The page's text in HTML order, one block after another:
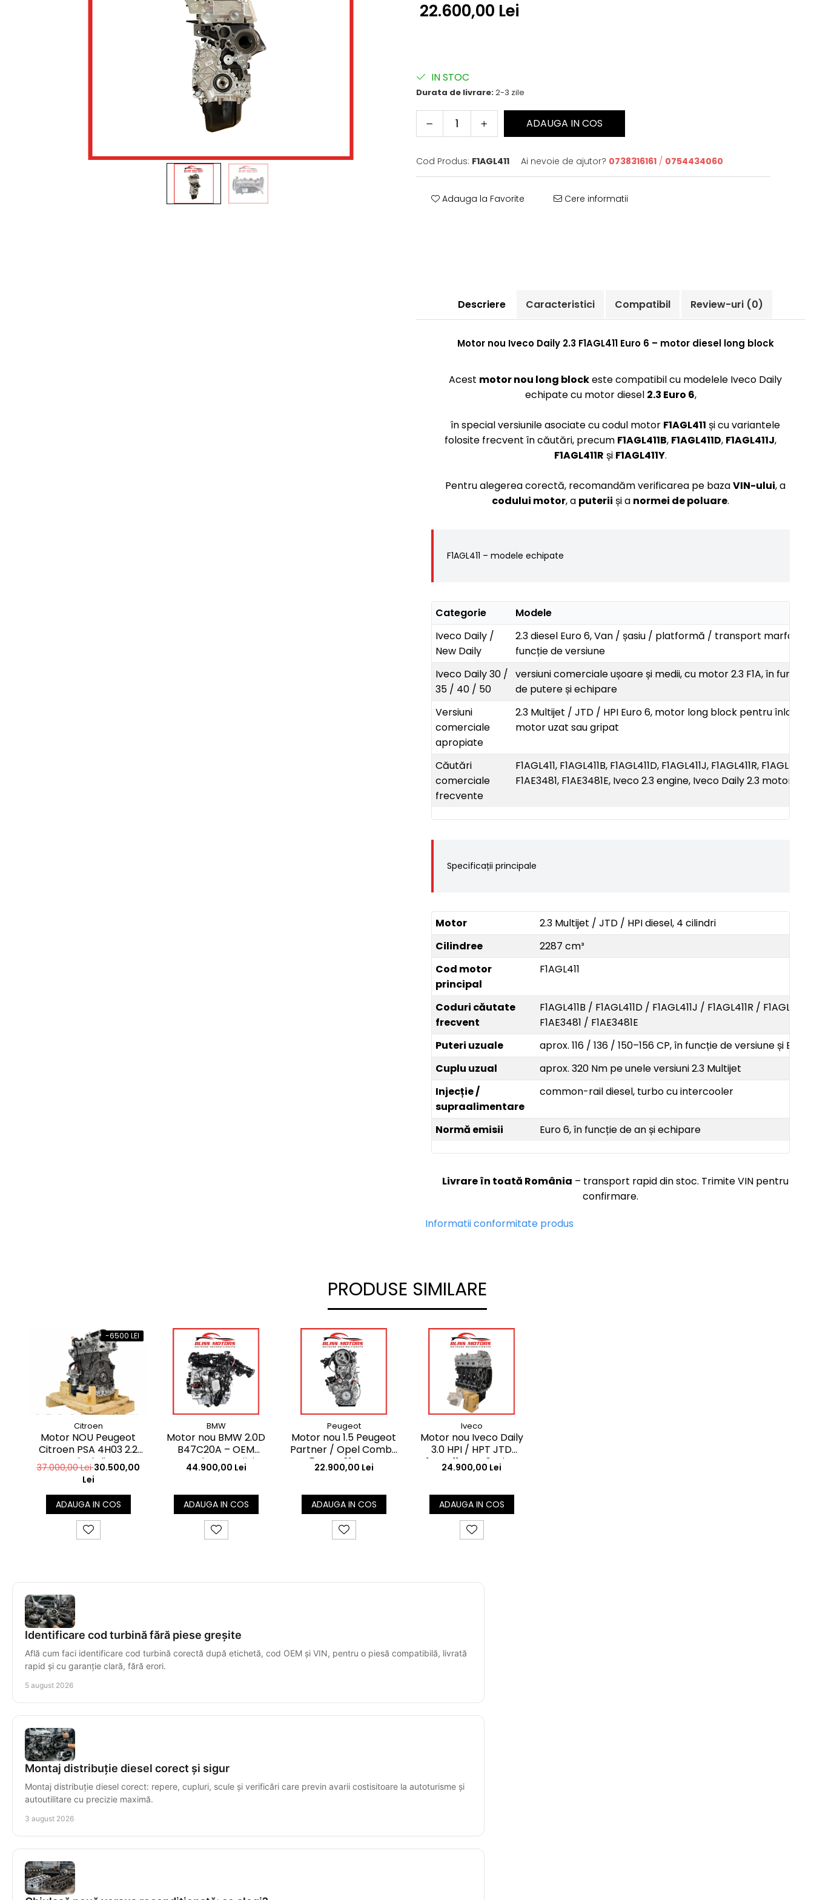
22.600,00 Lei
IN STOC
Durata de livrare:2-3 zile
ADAUGA IN COS
Cod Produs: F1AGL411 Ai nevoie de ajutor? 0738316161 / 0754434060
Adauga la Favorite Cere informatii
Descriere Caracteristici Compatibil Review-uri (0)
Motor nou Iveco Daily 2.3 F1AGL411 Euro 6 – motor diesel long block
Acest motor nou long blockeste compatibil cu modelele Iveco Daily
echipate cu motor diesel 2.3 Euro 6,
în special versiunile asociate cu codul motor F1AGL411 și cu variantele
folosite frecvent în căutări, precum F1AGL411B, F1AGL411D, F1AGL411J,
F1AGL411R și F1AGL411Y.
Pentru alegerea corectă, recomandăm verificarea pe bazaVIN-ului, a
codului motor, a puterii și a normei de poluare.
F1AGL411 – modele echipate
Categorie
Modele
Iveco Daily /
New Daily
2.3 diesel Euro 6, Van / șasiu / platformă / transport marfă, în
funcție de versiune
Iveco Daily 30 /
35 / 40 / 50
versiuni comerciale ușoare și medii, cu motor 2.3 F1A, în funcție
de putere și echipare
Versiuni
comerciale
apropiate
2.3 Multijet / JTD / HPI Euro 6, motor long block pentru
motor uzat sau gripat
Căutări
comerciale
frecvente
F1AGL411, F1AGL411B, F1AGL411D, F1AGL411J, F1AGL411R, F1AGL411Y,
F1AE3481, F1AE3481E, Iveco 2.3 engine, Iveco Daily 2.3 motor
Specificații principale
Motor
2.3 Multijet / JTD / HPI diesel, 4 cilindri
Cilindree
2287 cm³
Cod motor
principal
F1AGL411
Coduri căutate
frecvent
F1AGL411B / F1AGL411D / F1AGL411J / F1AGL411R / F1AGL411Y
F1AE3481 / F1AE3481E
Puteri uzuale
aprox. 116 / 136 / 150–156 CP, în funcție de versiune și ECU
Cuplu uzual
aprox. 320 Nm pe unele versiuni 2.3 Multijet
Injecție /
supraalimentare
common-rail diesel, turbo cu intercooler
Normă emisii Euro 6, în funcție de an și echipare
Livrare în toată România – transport rapid din stoc. Trimite VIN pentru
confirmare.
Informatii conformitate produs
PRODUSE SIMILARE
-6500 LEI
Citroen
Motor NOU Peugeot
Citroen PSA 4H03 2.2
Bluehdi
37.000,00 Lei30.500,00
Lei
ADAUGA IN COS
BMW
Motor nou BMW 2.0D
B47C20A – OEM
complet, pregătit
pentru montaj | Livrare
44.900,00 Lei
ADAUGA IN COS
Peugeot
Motor nou 1.5 Peugeot
Partner / Opel Combo
DV5RD YH01 – motor
complet OEM
22.900,00 Lei
ADAUGA IN COS
Iveco
Motor nou Iveco Daily
3.0 HPI / HPT JTD
F1CFL411 Euro 6 – long
block
24.900,00 Lei
ADAUGA IN COS
Identificare cod turbină fără piese greșite
Află cum faci identificare cod turbină corectă după etichetă, cod OEM și VIN, pentru o piesă compatibilă, livrată
rapid și cu garanție clară, fără erori.
5 august 2026
Montaj distribuție diesel corect și sigur
Montaj distribuție diesel corect: repere, cupluri, scule și verificări care previn avarii costisitoare la autoturisme și
autoutilitare cu precizie maximă.
3 august 2026